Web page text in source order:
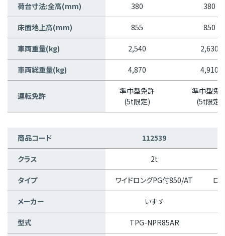
荷台寸法:全高(mm) 380 380
床面地上高(mm) 855 850
車両重量(kg) 2,540 2,630
車両総重量(kg) 4,870 4,910
運転免許
準中型免許
(5t限定)
準中型免
(5t限定)
商品コード 112539
クラス 2t
タイプ ワイドロングPG付850/AT ロ
メーカー いすゞ
型式 TPG-NPR85AR